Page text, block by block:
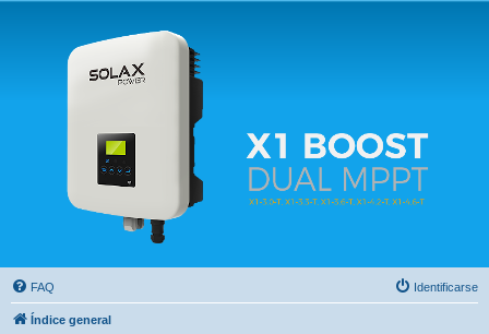
Solax FAQ
Lugar para intercambiar dudas sobre inversores solares Solax y temas relacionados.
FAQ Identificarse
Índice general